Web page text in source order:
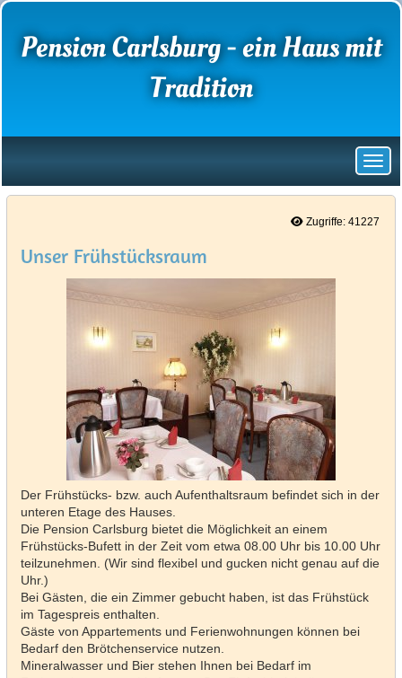
Pension Carlsburg - ein Haus mit
Tradition
Zugriffe: 41227
Unser Frühstücksraum
Der Frühstücks- bzw. auch Aufenthaltsraum befindet sich in der
unteren Etage des Hauses.
Die Pension Carlsburg bietet die Möglichkeit an einem
Frühstücks-Bufett in der Zeit vom etwa 08.00 Uhr bis 10.00 Uhr
teilzunehmen. (Wir sind flexibel und gucken nicht genau auf die
Uhr.)
Bei Gästen, die ein Zimmer gebucht haben, ist das Frühstück
im Tagespreis enthalten.
Gäste von Appartements und Ferienwohnungen können bei
Bedarf den Brötchenservice nutzen.
Mineralwasser und Bier stehen Ihnen bei Bedarf im